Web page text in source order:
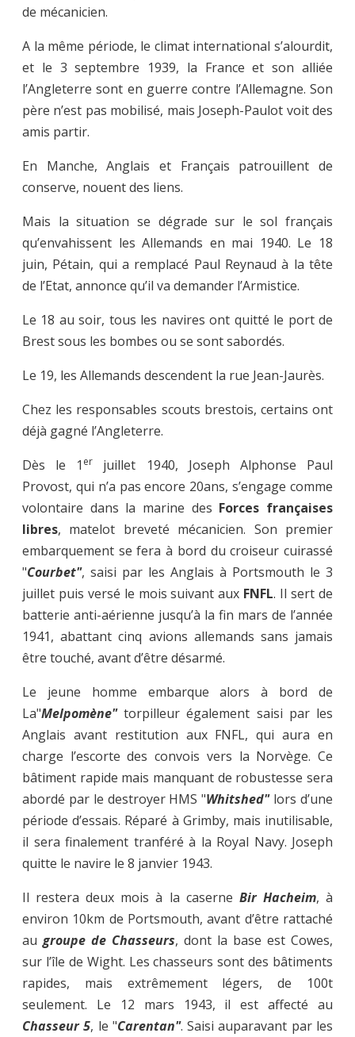
de mécanicien.
A la même période, le climat international s’alourdit,
et le 3 septembre 1939, la France et son alliée
l’Angleterre sont en guerre contre l’Allemagne. Son
père n’est pas mobilisé, mais Joseph-Paulot voit des
amis partir.
En Manche, Anglais et Français patrouillent de
conserve, nouent des liens.
Mais la situation se dégrade sur le sol français
qu’envahissent les Allemands en mai 1940. Le 18
juin, Pétain, qui a remplacé Paul Reynaud à la tête
de l’Etat, annonce qu’il va demander l’Armistice.
Le 18 au soir, tous les navires ont quitté le port de
Brest sous les bombes ou se sont sabordés.
Le 19, les Allemands descendent la rue Jean-Jaurès.
Chez les responsables scouts brestois, certains ont
déjà gagné l’Angleterre.
Dès le 1 er
juillet 1940, Joseph Alphonse Paul
Provost, qui n’a pas encore 20ans, s’engage comme
volontaire dans la marine des Forces françaises
libres, matelot breveté mécanicien. Son premier
embarquement se fera à bord du croiseur cuirassé
"Courbet", saisi par les Anglais à Portsmouth le 3
juillet puis versé le mois suivant aux FNFL. Il sert de
batterie anti-aérienne jusqu’à la fin mars de l’année
1941, abattant cinq avions allemands sans jamais
être touché, avant d’être désarmé.
Le jeune homme embarque alors à bord de
La"Melpomène"torpilleur également saisi par les
Anglais avant restitution aux FNFL, qui aura en
charge l’escorte des convois vers la Norvège. Ce
bâtiment rapide mais manquant de robustesse sera
abordé par le destroyer HMS "Whitshed"lors d’une
période d’essais. Réparé à Grimby, mais inutilisable,
il sera finalement tranféré à la Royal Navy. Joseph
quitte le navire le 8 janvier 1943.
Il restera deux mois à la caserne Bir Hacheim, à
environ 10km de Portsmouth, avant d’être rattaché
au groupe de Chasseurs, dont la base est Cowes,
sur l’île de Wight. Les chasseurs sont des bâtiments
rapides, mais extrêmement légers, de 100t
seulement. Le 12 mars 1943, il est affecté au
Chasseur 5, le "Carentan". Saisi auparavant par les